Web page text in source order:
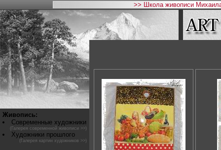
>> Школа живописи
Живопись:
Современные художники
(Галерея современной живописи >>)
Художники прошлого
(Галерея картин художников >>)